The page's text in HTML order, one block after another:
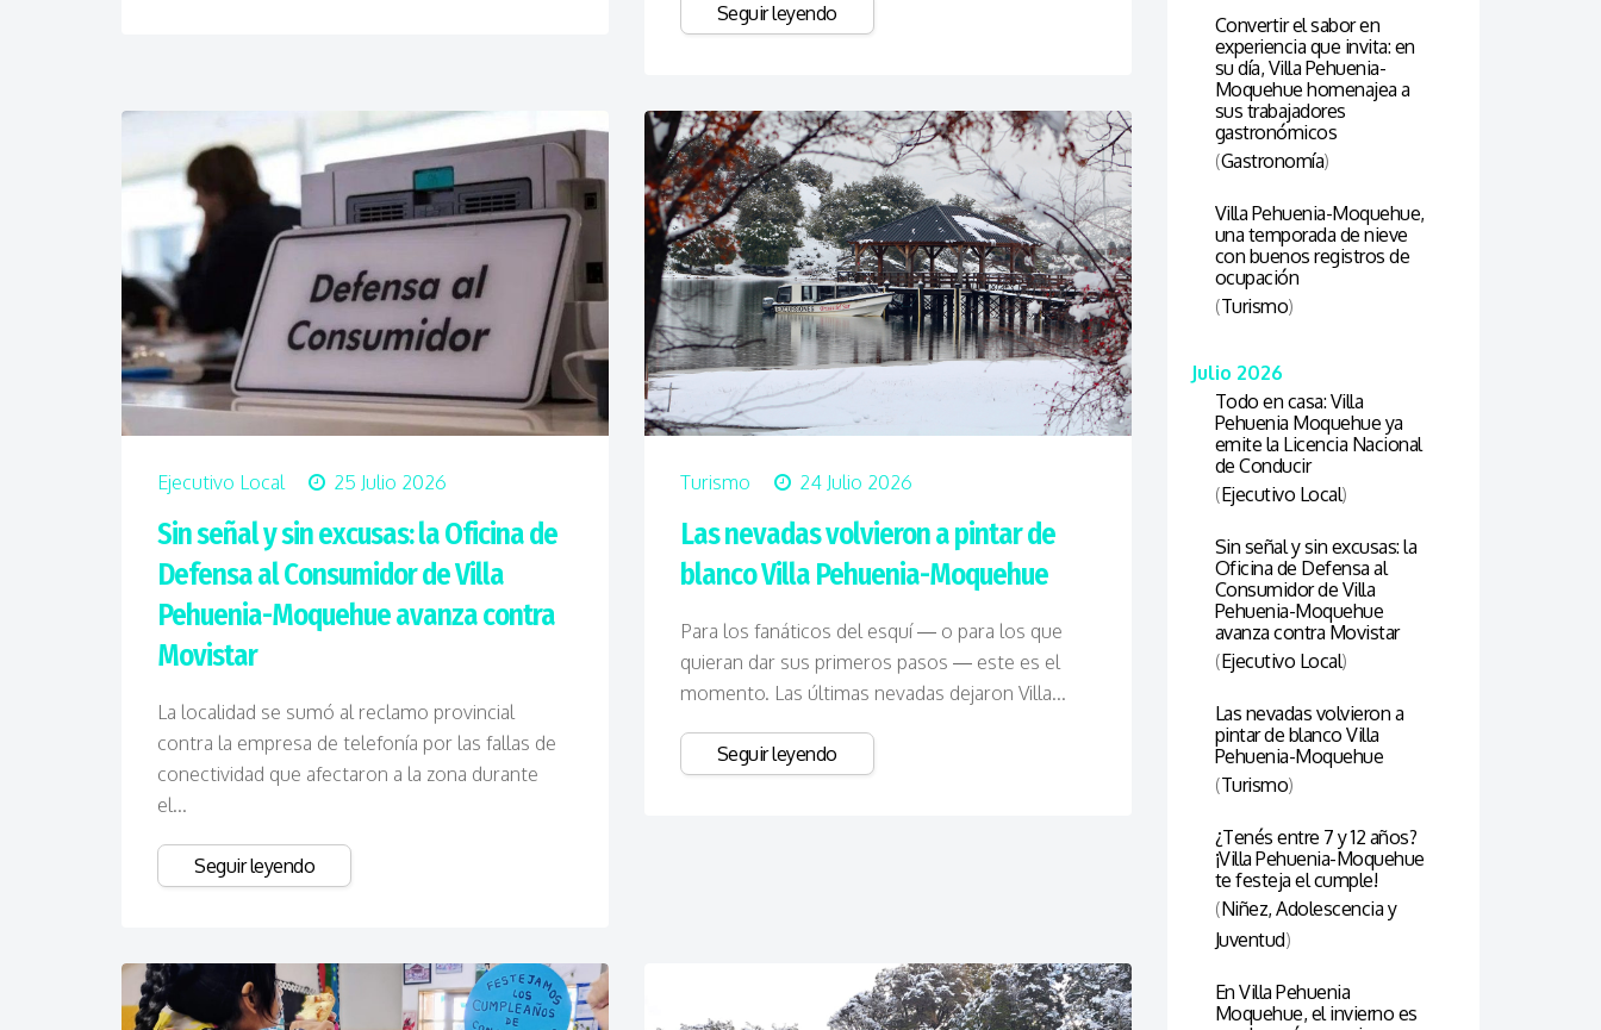
Seguir leyendo
Ejecutivo Local 25 Julio 2026
Sin señal y sin excusas: la Oficina de
Defensa al Consumidor de Villa
Pehuenia-Moquehue avanza contra
Movistar
La localidad se sumó al reclamo provincial
contra la empresa de telefonía por las fallas de
conectividad que afectaron a la zona durante
el...
Seguir leyendo
Turismo 24 Julio 2026
Las nevadas volvieron a pintar de
blanco Villa Pehuenia-Moquehue
Para los fanáticos del esquí — o para los que
quieran dar sus primeros pasos — este es el
momento. Las últimas nevadas dejaron Villa...
Seguir leyendo
Convertir el sabor en
experiencia que invita: en
su día, Villa Pehuenia-
Moquehue homenajea a
sus trabajadores
gastronómicos
(Gastronomía)
Villa Pehuenia-Moquehue,
una temporada de nieve
con buenos registros de
ocupación
(Turismo)
Julio 2026
Todo en casa: Villa
Pehuenia Moquehue ya
emite la Licencia Nacional
de Conducir
(Ejecutivo Local)
Sin señal y sin excusas: la
Oficina de Defensa al
Consumidor de Villa
Pehuenia-Moquehue
avanza contra Movistar
(Ejecutivo Local)
Las nevadas volvieron a
pintar de blanco Villa
Pehuenia-Moquehue
(Turismo)
¿Tenés entre 7 y 12 años?
¡Villa Pehuenia-Moquehue
te festeja el cumple!
(Niñez, Adolescencia y
Juventud)
En Villa Pehuenia
Moquehue, el invierno es